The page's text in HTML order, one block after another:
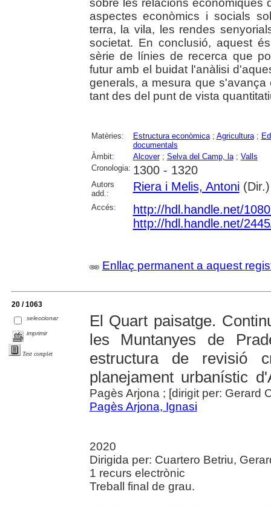
sobre les relacions econòmiques
aspectes econòmics i socials
terra, la vila, les rendes
societat. En conclusió, aquest
sèrie de línies de recerca que
futur amb el buidat l'anàlisi
generals, a mesura que
tant des del punt de vista
Matèries: Estructura econòmica; Agricultura;
documentals
Àmbit:
Alcover; Selva del Camp, la; Valls
Cronologia: 1300 - 1320
Autors
add.:
Riera i Melis, Antoni(Dir.)
Accés:
http://hdl.handle.net/
http://hdl.handle.net/
Enllaç permanent a aquest
20 / 1063
seleccionar
imprimir
Text complet
El Quart paisatge.
les Muntanyes de
estructura de revisió
planejament urbanístic
Pagès Arjona ; [dirigit per: Gerard
Pagès Arjona, Ignasi
2020
Dirigida per: Cuartero Betriu,
1 recurs electrònic
Treball final de grau.